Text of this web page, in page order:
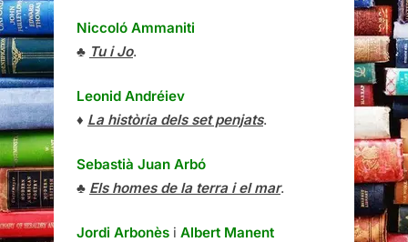
Niccoló Ammaniti
♣ Tu i Jo.
Leonid Andréiev
♦ La història dels set penjats.
Sebastià Juan Arbó
♣ Els homes de la terra i el mar.
Jordi Arbonès i Albert Manent